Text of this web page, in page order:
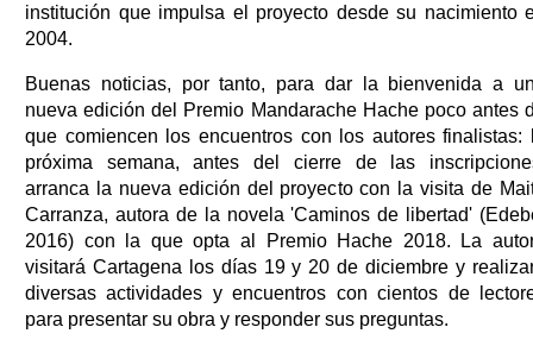
institución que impulsa el proyecto desde su nacimiento
2004.
Buenas noticias, por tanto, para dar la bienvenida a
nueva edición del Premio Mandarache Hache poco antes
que comiencen los encuentros con los autores finalistas:
próxima semana, antes del cierre de las
arranca la nueva edición del proyecto con la visita de
Carranza, autora de la novela 'Caminos de libertad'
2016) con la que opta al Premio Hache 2018. La
visitará Cartagena los días 19 y 20 de diciembre y
diversas actividades y encuentros con cientos de
para presentar su obra y responder sus preguntas.